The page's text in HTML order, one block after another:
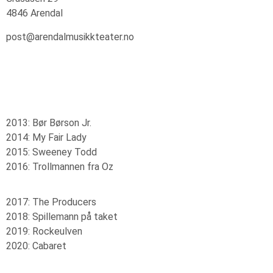
4846 Arendal
post@arendalmusikkteater.no
2013: Bør Børson Jr.
2014: My Fair Lady
2015: Sweeney Todd
2016: Trollmannen fra Oz
2017: The Producers
2018: Spillemann på taket
2019: Rockeulven
2020: Cabaret